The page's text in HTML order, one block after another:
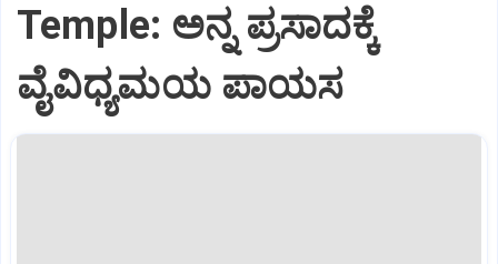
Temple: ಅನ್ನ ಪ್ರಸಾದಕ್ಕೆ
ವೈವಿಧ್ಯಮಯ ಪಾಯಸ